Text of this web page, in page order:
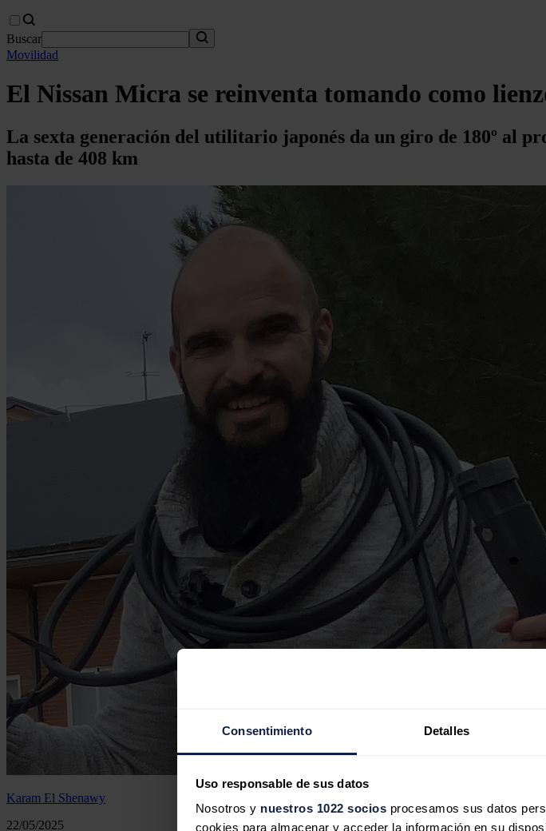
Consentimiento Detalles
Uso responsable de sus datos
Nosotros y nuestros 1022 socios procesamos sus datos
cookies para almacenar y acceder la información en su
Buscar
Movilidad
El Nissan Micra se reinventa tomando como
La sexta generación del utilitario japonés da un giro de 180º al
hasta de 408 km
Karam El Shenawy
22/05/2025